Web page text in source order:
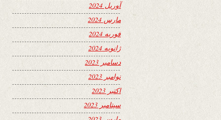
آوریل 2024
مارس 2024
فوریه 2024
ژانویه 2024
دسامبر 2023
نوامبر 2023
اکتبر 2023
سپتامبر 2023